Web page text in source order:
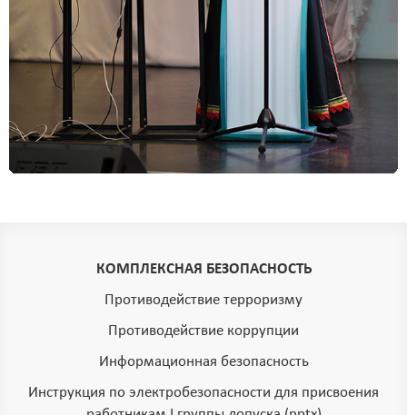
КОМПЛЕКСНАЯ БЕЗОПАСНОСТЬ
Противодействие терроризму
Противодействие коррупции
Информационная безопасность
Инструкция по электробезопасности для присвоения